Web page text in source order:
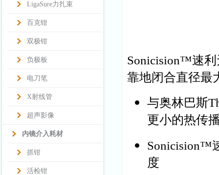
LigaSure力扎束
百克钳
双极钳
负极板
电刀笔
X射线管
超声影像
内镜介入耗材
抓钳
活检钳
Sonicision™速
靠地闭合直径最
与奥林巴斯
更小的热传
Sonicision™
度